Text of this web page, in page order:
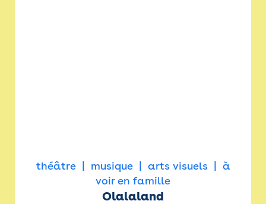
théâtre musique arts visuels
à
voir en famille
Olalaland